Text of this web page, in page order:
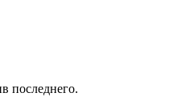
последнего.